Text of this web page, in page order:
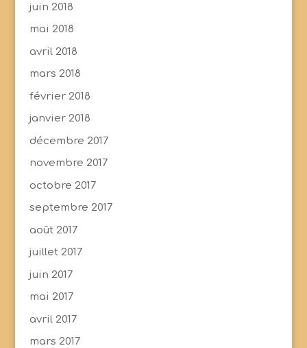
juin 2018
mai 2018
avril 2018
mars 2018
février 2018
janvier 2018
décembre 2017
novembre 2017
octobre 2017
septembre 2017
août 2017
juillet 2017
juin 2017
mai 2017
avril 2017
mars 2017